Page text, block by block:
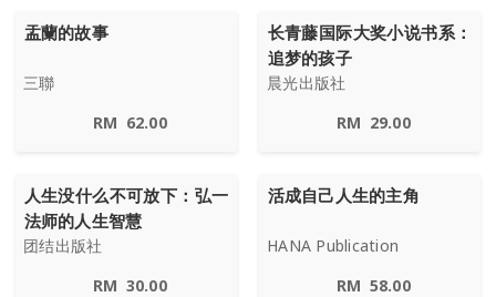
盂蘭的故事
三聯
RM 62.00
长青藤国际大奖小说书系：
追梦的孩子
晨光出版社
RM 29.00
人生没什么不可放下：弘一
法师的人生智慧
团结出版社
RM 30.00
活成自己人生的主角
HANA Publication
RM 58.00